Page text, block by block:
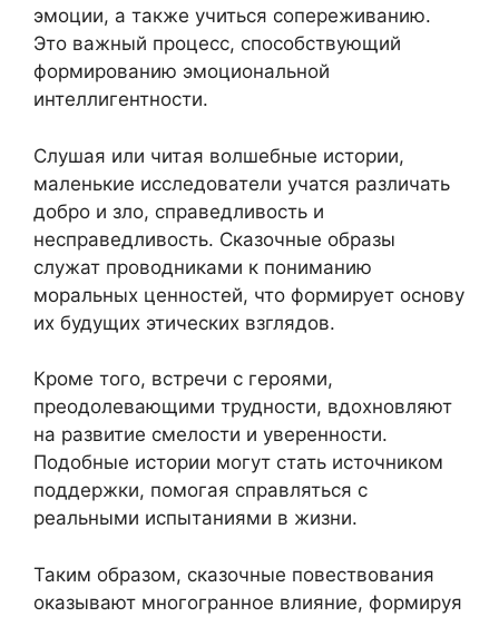
эмоции, а также учиться сопереживанию.
Это важный процесс, способствующий
формированию эмоциональной
интеллигентности.
Слушая или читая волшебные истории,
маленькие исследователи учатся различать
добро и зло, справедливость и
несправедливость. Сказочные образы
служат проводниками к пониманию
моральных ценностей, что формирует основу
их будущих этических взглядов.
Кроме того, встречи с героями,
преодолевающими трудности, вдохновляют
на развитие смелости и уверенности.
Подобные истории могут стать источником
поддержки, помогая справляться с
реальными испытаниями в жизни.
Таким образом, сказочные повествования
оказывают многогранное влияние, формируя